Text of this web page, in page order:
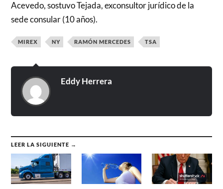
Acevedo, sostuvo Tejada, exconsultor jurídico de la
sede consular (10 años).
MIREX NY RAMÓN MERCEDES TSA
Eddy Herrera
LEER LA SIGUIENTE →